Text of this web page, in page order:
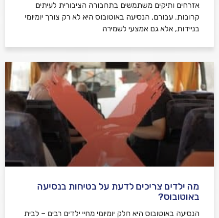
אזרחים ותיקים משתמשים בתחבורה הציבורית לעיתים
קרובות. עבורם, הנסיעה באוטובוס היא לא רק צורך יומיומי
בניידות, אלא גם אמצעי לשמירה
מה ילדים צריכים לדעת על בטיחות בנסיעה
באוטובוס?
הנסיעה באוטובוס היא חלק יומיומי מחיי ילדים רבים – לבית